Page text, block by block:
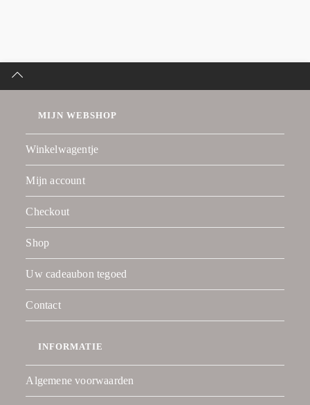
MIJN WEBSHOP
Winkelwagentje
Mijn account
Checkout
Shop
Uw cadeaubon tegoed
Contact
INFORMATIE
Algemene voorwaarden